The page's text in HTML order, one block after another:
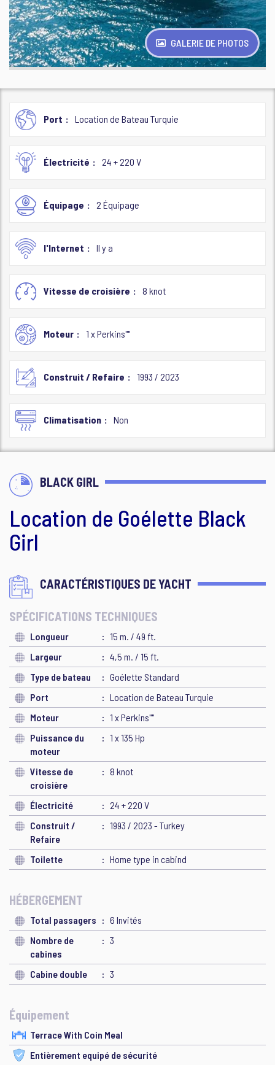
GALERIE DE PHOTOS
Port Location de Bateau Turquie
Électricité 24 + 220 V
Équipage 2 Équipage
l'Internet Il y a
Vitesse de croisière 8 knot
Moteur 1 x Perkins""
Construit / Refaire 1993 / 2023
Climatisation Non
BLACK GIRL
Location de Goélette Black
Girl
CARACTÉRISTIQUES DE YACHT
SPÉCIFICATIONS TECHNIQUES
Longueur
15 m. / 49 ft.
Largeur
4,5 m. / 15 ft.
Type de bateau
Goélette Standard
Port
Location de Bateau Turquie
Moteur
1 x Perkins""
Puissance du
moteur
1 x 135 Hp
Vitesse de
croisière
8 knot
Électricité
24 + 220 V
Construit /
Refaire
1993 / 2023 - Turkey
Toilette Home type in cabind
HÉBERGEMENT
Total passagers
6 Invités
Nombre de
cabines
3
Cabine double 3
Équipement
Terrace With Coin Meal
Entièrement equipé de sécurité